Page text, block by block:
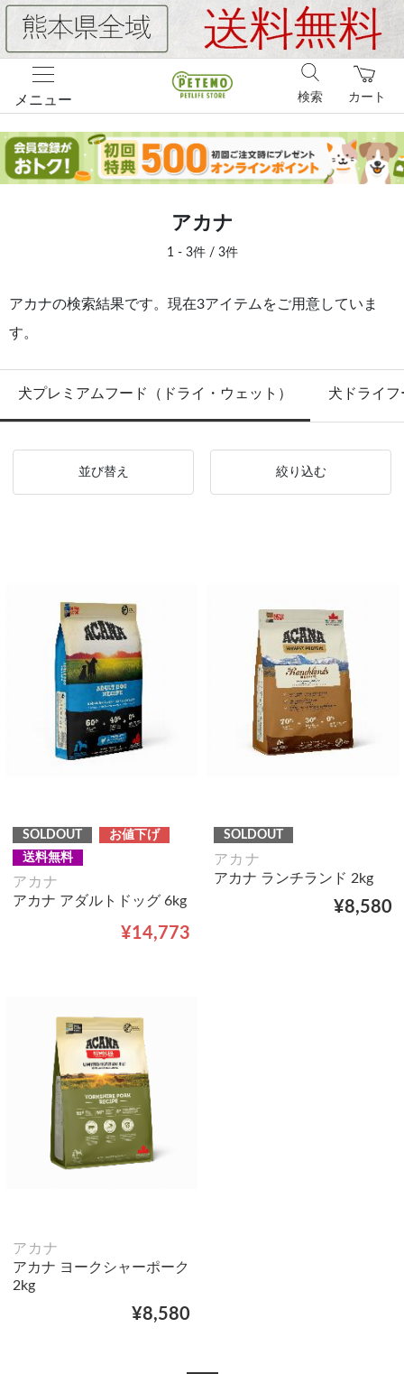
メニュー カート
検索
アカナ
1 - 3件 / 3件
アカナの検索結果です。現在3アイテムをご用意していま
す。
犬プレミアムフード（ドライ・ウェット） 犬ドライフ
並び替え 絞り込む
SOLDOUT
お値下げ
送料無料
アカナ
アカナ アダルトドッグ 6kg
¥14,773
SOLDOUT
アカナ
アカナ ランチランド 2kg
¥8,580
アカナ
アカナ ヨークシャーポーク
2kg
¥8,580